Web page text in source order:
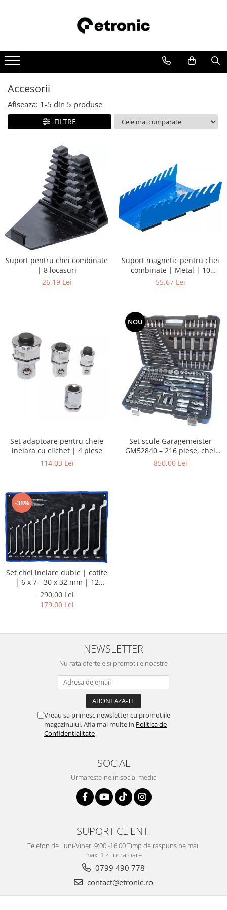
Accesorii
Afiseaza: 1-5 din 5 produse
FILTRE
Suport pentru chei combinate
| 8 locasuri
26,19 Lei
Suport magnetic pentru chei
combinate | Metal | 10
locasuri
55,67 Lei
Set adaptoare pentru cheie
inelara cu clichet | 4 piese
114,03 Lei
NOU
Set scule Garagemeister
GM52840 – 216 piese, chei
tubulare 1/4”, 3/8”, 1/2”, biți,
850,00 Lei
-38%
Set chei inelare duble | cotite
| 6 x 7 - 30 x 32 mm | 12
piese
290,00 Lei
179,00 Lei
NEWSLETTER
Nu rata ofertele si promotiile noastre
Vreau sa primesc newsletter cu promotiile
magazinului. Afla mai multe in Politica de
Confidentialitate
SOCIAL
Urmareste-ne in social media
SUPORT CLIENTI
Telefon de Luni-Vineri 9:00 -16:00 Timp de raspuns pe mail
max. 1 zi lucratoare
0799 490 778
contact@etronic.ro